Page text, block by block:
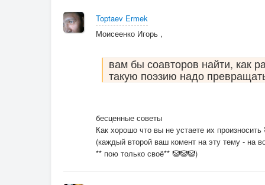
Toptaev Ermek
Моисеенко Игорь ,
вам бы соавторов найти, как
такую поэзию надо
бесценные советы
Как хорошо что вы не устаете их произносить
(каждый второй ваш комент на эту тему - на
** пою только своё** 🤡🤡🤡)